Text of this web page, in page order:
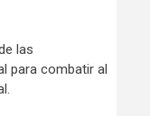
las
para combatir al